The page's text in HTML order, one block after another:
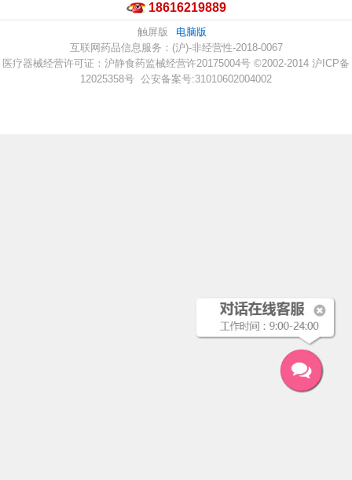
18616219889
触屏版
电脑版
互联网药品信息服务：(沪)-非经营性-2018-0067
医疗器械经营许可证：沪静食药监械经营许20175004号 ©2002-2014 沪ICP备
12025358号 公安备案号:31010602004002